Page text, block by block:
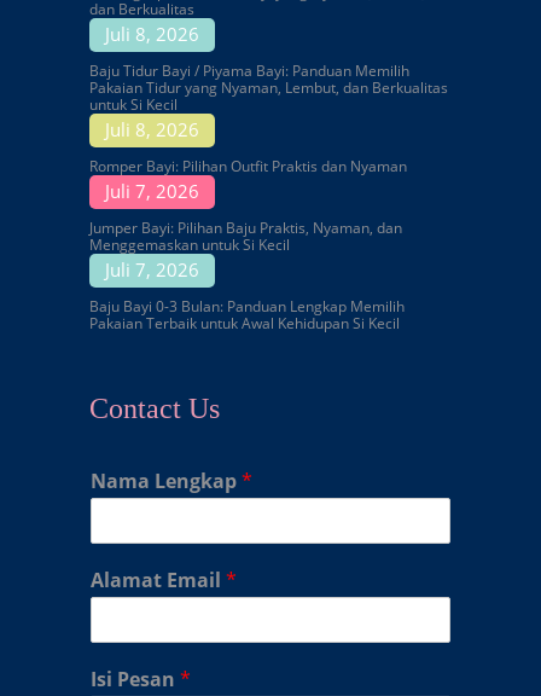
dan Berkualitas
Juli 8, 2026
Baju Tidur Bayi / Piyama Bayi: Panduan Memilih
Pakaian Tidur yang Nyaman, Lembut, dan Berkualitas
untuk Si Kecil
Juli 8, 2026
Romper Bayi: Pilihan Outfit Praktis dan Nyaman
Juli 7, 2026
Jumper Bayi: Pilihan Baju Praktis, Nyaman, dan
Menggemaskan untuk Si Kecil
Juli 7, 2026
Baju Bayi 0-3 Bulan: Panduan Lengkap Memilih
Pakaian Terbaik untuk Awal Kehidupan Si Kecil
Contact Us
Nama Lengkap*
Alamat Email *
Isi Pesan *